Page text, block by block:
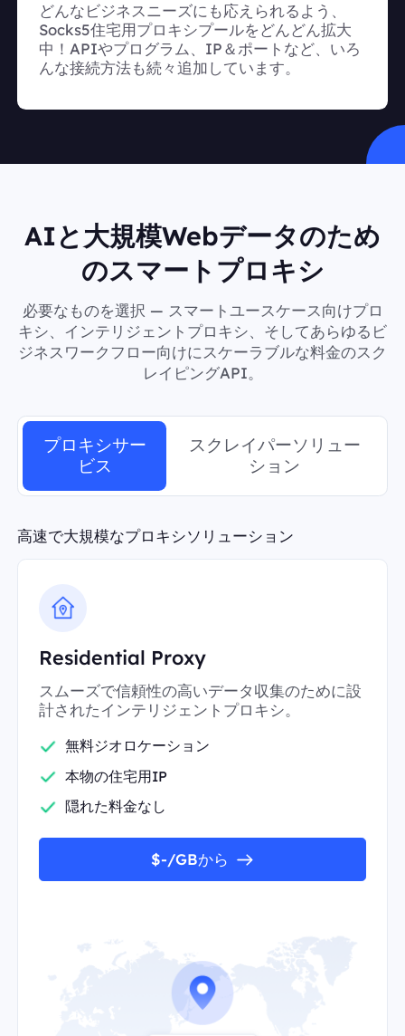
どんなビジネスニーズにも応えられるよう、
Socks5住宅用プロキシプールをどんどん拡大
中！APIやプログラム、IP＆ポートなど、いろ
んな接続方法も続々追加しています。
AIと大規模Webデータのため
のスマートプロキシ
必要なものを選択 — スマートユースケース向けプロ
キシ、インテリジェントプロキシ、そしてあらゆるビ
ジネスワークフロー向けにスケーラブルな料金のスク
レイピングAPI。
プロキシサー
ビス
スクレイパーソリュー
ション
高速で大規模なプロキシソリューション
Residential Proxy
スムーズで信頼性の高いデータ収集のために設
計されたインテリジェントプロキシ。
無料ジオロケーション
本物の住宅用IP
隠れた料金なし
$-/GBから